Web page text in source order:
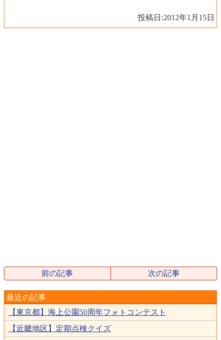
投稿日:2012年1月15日
前の記事 次の記事
最近の記事
【東京都】海上公園50周年フォトコンテスト
【近畿地区】定期点検クイズ